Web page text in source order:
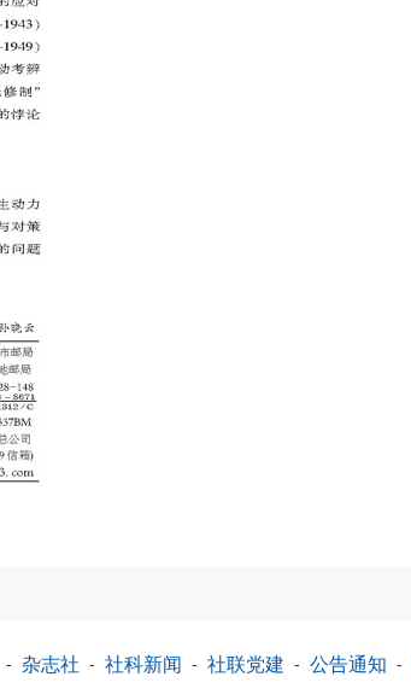
- 杂志社 - 社科新闻 - 社联党建 - 公告通知 -